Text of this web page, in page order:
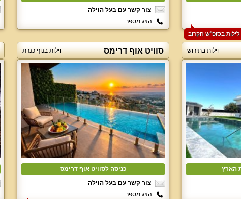
צור קשר עם בעל הוילה
הצג מספר
וילות בתירוש
הארץ
סוויט אוף דרימס וילות בנוף כנרת
כניסה לסוויט אוף דרימס
צור קשר עם בעל הוילה
הצג מספר